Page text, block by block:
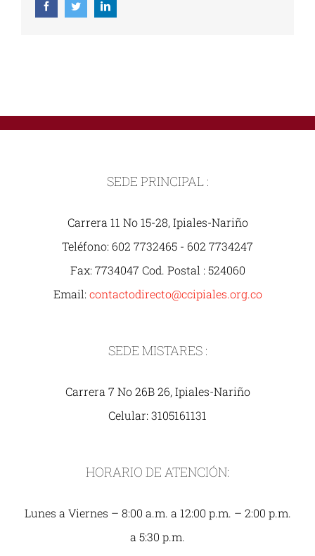
FacebookTwitterLinkedin
SEDE PRINCIPAL :
Carrera 11 No 15-28, Ipiales-Nariño
Teléfono: 602 7732465 - 602 7734247
Fax: 7734047 Cod. Postal : 524060
Email: contactodirecto@ccipiales.org.co
SEDE MISTARES :
Carrera 7 No 26B 26, Ipiales-Nariño
Celular: 3105161131
HORARIO DE ATENCIÓN:
Lunes a Viernes – 8:00 a.m. a 12:00 p.m. – 2:00 p.m.
a 5:30 p.m.